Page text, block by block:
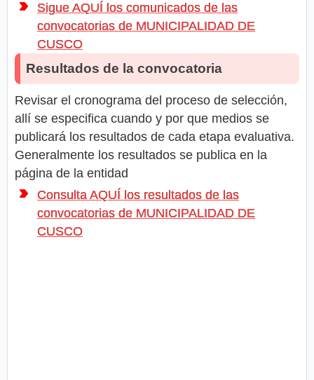
Sigue AQUÍ los comunicados de las
convocatorias de MUNICIPALIDAD DE
CUSCO
Resultados de la convocatoria
Revisar el cronograma del proceso de selección,
allí se especifica cuando y por que medios se
publicará los resultados de cada etapa evaluativa.
Generalmente los resultados se publica en la
página de la entidad
Consulta AQUÍ los resultados de las
convocatorias de MUNICIPALIDAD DE
CUSCO